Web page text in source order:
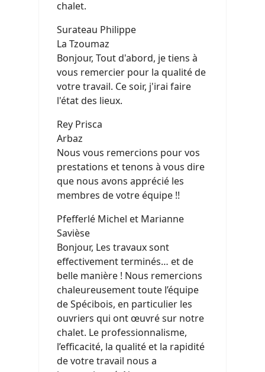
chalet.
Surateau Philippe
La Tzoumaz
Bonjour, Tout d'abord, je tiens à
vous remercier pour la qualité de
votre travail. Ce soir, j'irai faire
l'état des lieux.
Rey Prisca
Arbaz
Nous vous remercions pour vos
prestations et tenons à vous dire
que nous avons apprécié les
membres de votre équipe !!
Pfefferlé Michel et Marianne
Savièse
Bonjour, Les travaux sont
effectivement terminés… et de
belle manière ! Nous remercions
chaleureusement toute l’équipe
de Spécibois, en particulier les
ouvriers qui ont œuvré sur notre
chalet. Le professionnalisme,
l’efficacité, la qualité et la rapidité
de votre travail nous a